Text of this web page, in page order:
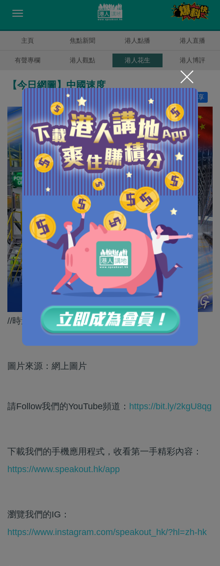
主頁 焦點新聞 港人點播 港人直播
有聲專欄 港人觀點 港人花生 港人博評
【今日網圖】中國速度
分享
讚好
//時速350公里，呢個絕對係中國速度！//
圖片來源：網上圖片
請Follow我們的YouTube頻道： https://bit.ly/2kgU8qg
下載我們的手機應用程式，收看第一手精彩內容：
https://www.speakout.hk/app
瀏覽我們的IG：
https://www.instagram.com/speakout_hk/?hl=zh-hk